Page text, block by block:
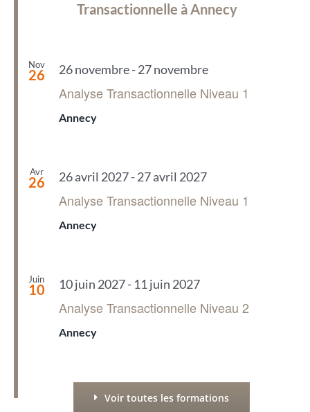
Transactionnelle à Annecy
Nov
26 26 novembre-27 novembre
Analyse Transactionnelle Niveau 1
Annecy
Avr
26 26 avril 2027-27 avril 2027
Analyse Transactionnelle Niveau 1
Annecy
Juin
10 10 juin 2027- 11 juin 2027
Analyse Transactionnelle Niveau 2
Annecy
Voir toutes les formations